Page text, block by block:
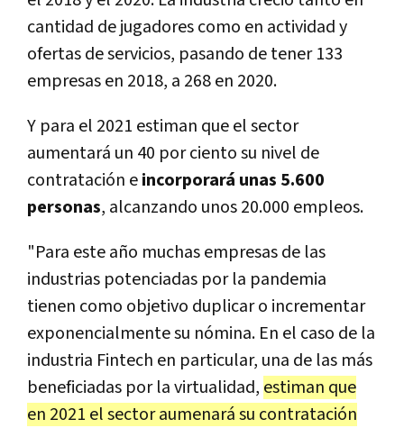
cantidad de jugadores como en actividad y
ofertas de servicios, pasando de tener 133
empresas en 2018, a 268 en 2020.
Y para el 2021 estiman que el sector
aumentará un 40 por ciento su nivel de
contratación eincorporará unas 5.600
personas, alcanzando unos 20.000 empleos.
"Para este año muchas empresas de las
industrias potenciadas por la pandemia
tienen como objetivo duplicar o incrementar
exponencialmente su nómina. En el caso de la
industria Fintech en particular, una de las más
beneficiadas por la virtualidad, estiman que
en 2021 el sector aumenará su contratación